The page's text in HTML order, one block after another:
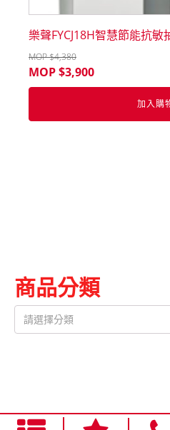
樂聲FYCJ18H智慧節能抗敏
MOP $4,380
MOP $3,900
加入購
商品分類
請選擇分類